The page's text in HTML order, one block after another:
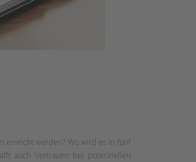
erreicht werden? Wo wird es in fünf
auch Vertrauen bei potenziellen